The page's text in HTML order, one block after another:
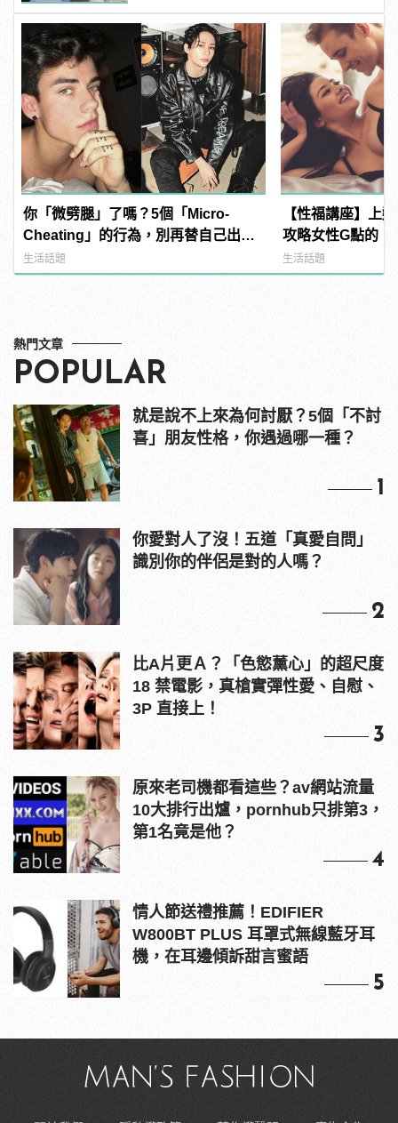
你「微劈腿」了嗎？5個「Micro-
Cheating」的行為，別再替自己出軌
找藉口
生活話題
【性福講座】上
攻略女性G點的「
薦！ |
生活話題
熱門文章
POPULAR
就是說不上來為何討厭？5個「不討
喜」朋友性格，你遇過哪一種？
1
你愛對人了沒！五道「真愛自問」
識別你的伴侶是對的人嗎？
2
比A片更Ａ？「色慾薰心」的超尺度
18 禁電影，真槍實彈性愛、自慰、
3P 直接上！
3
原來老司機都看這些？av網站流量
10大排行出爐，pornhub只排第3，
第1名竟是他？
4
情人節送禮推薦！EDIFIER
W800BT PLUS 耳罩式無線藍牙耳
機，在耳邊傾訴甜言蜜語
5